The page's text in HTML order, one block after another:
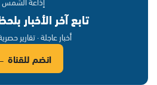
تابع آخر الأخبار
أخبار عاجلة · تقارير
انضم للقناة